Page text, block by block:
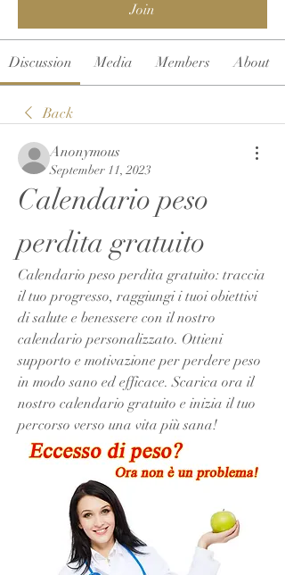
Join
Discussion Media Members About
Back
Anonymous
September 11, 2023
Calendario peso
perdita gratuito
Calendario peso perdita gratuito: traccia
il tuo progresso, raggiungi i tuoi obiettivi
di salute e benessere con il nostro
calendario personalizzato. Ottieni
supporto e motivazione per perdere peso
in modo sano ed efficace. Scarica ora il
nostro calendario gratuito e inizia il tuo
percorso verso una vita più sana!